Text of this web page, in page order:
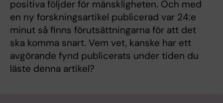
positiva följder för mänskligheten. Och med
en ny forskningsartikel publicerad var 24:e
minut så finns förutsättningarna för att det
ska komma snart. Vem vet, kanske har ett
avgörande fynd publicerats under tiden du
läste denna artikel?